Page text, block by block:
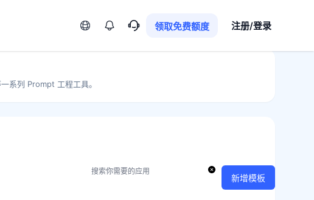
领取免费额度 注册/登录
系列 Prompt 工程工具。
新增模板